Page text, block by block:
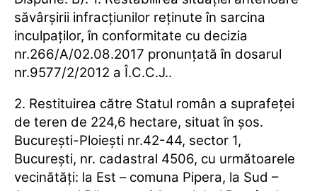
săvârşirii infracţiunilor reţinute în sarcina
inculpaţilor, în conformitate cu decizia
nr.266/A/02.08.2017 pronunţată în dosarul
nr.9577/2/2012 a Î.C.C.J..
2. Restituirea către Statul român a suprafeţei
de teren de 224,6 hectare, situat în şos.
Bucureşti-Ploieşti nr.42-44, sector 1,
Bucureşti, nr. cadastral 4506, cu următoarele
vecinătăţi: la Est – comuna Pipera, la Sud –